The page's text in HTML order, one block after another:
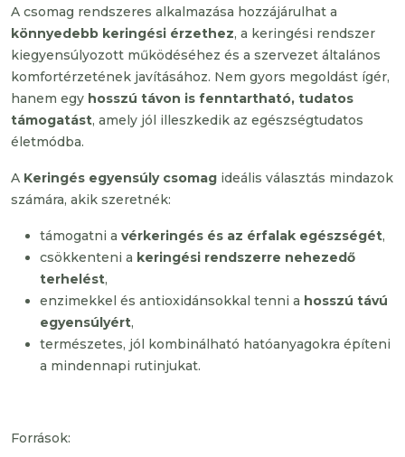
A csomag rendszeres alkalmazása hozzájárulhat a
könnyedebb keringési érzethez, a keringési rendszer
kiegyensúlyozott működéséhez és a szervezet általános
komfortérzetének javításához. Nem gyors megoldást ígér,
hanem egy hosszú távon is fenntartható, tudatos
támogatást, amely jól illeszkedik az egészségtudatos
életmódba.
A Keringés egyensúly csomag ideális választás mindazok
számára, akik szeretnék:
támogatni a vérkeringés és az érfalak egészségét,
csökkenteni a keringési rendszerre nehezedő
terhelést,
enzimekkel és antioxidánsokkal tenni a hosszú távú
egyensúlyért,
természetes, jól kombinálható hatóanyagokra építeni
a mindennapi rutinjukat.
Források: